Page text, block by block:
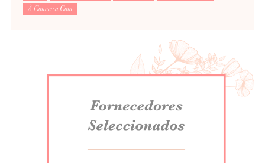
À Conversa Com